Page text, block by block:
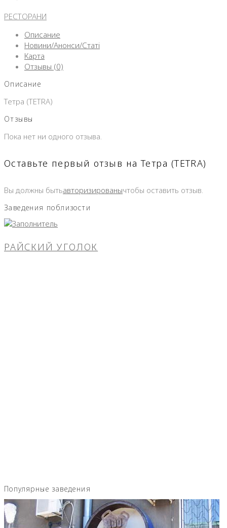
РЕСТОРАНИ
Описание
Новини/Анонси/Статі
Карта
Отзывы (0)
Описание
Тетра (TETRA)
Отзывы
Пока нет ни одного отзыва.
Оставьте первый отзыв на Тетра (TETRA)
Вы должны бытьавторизированычтобы оставить отзыв.
Заведения поблизости
РАЙСКИЙ УГОЛОК
Популярные заведения